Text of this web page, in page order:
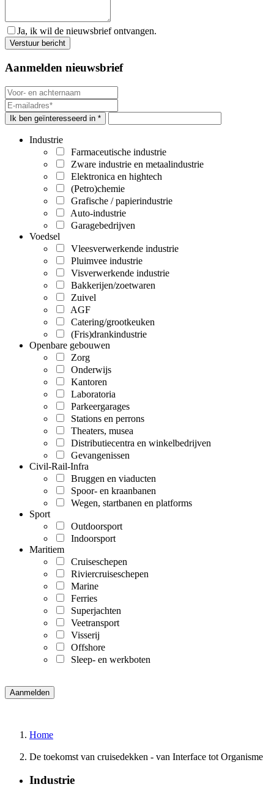
Ja, ik wil de nieuwsbrief ontvangen.
Aanmelden nieuwsbrief
Ik ben geïnteresseerd in *
Industrie
Farmaceutische industrie
Zware industrie en metaalindustrie
Elektronica en hightech
(Petro)chemie
Grafische / papierindustrie
Auto-industrie
Garagebedrijven
Voedsel
Vleesverwerkende industrie
Pluimvee industrie
Visverwerkende industrie
Bakkerijen/zoetwaren
Zuivel
AGF
Catering/grootkeuken
(Fris)drankindustrie
Openbare gebouwen
Zorg
Onderwijs
Kantoren
Laboratoria
Parkeergarages
Stations en perrons
Theaters, musea
Distributiecentra en winkelbedrijven
Gevangenissen
Civil-Rail-Infra
Bruggen en viaducten
Spoor- en kraanbanen
Wegen, startbanen en platforms
Sport
Outdoorsport
Indoorsport
Maritiem
Cruiseschepen
Riviercruiseschepen
Marine
Ferries
Superjachten
Veetransport
Visserij
Offshore
Sleep- en werkboten
Home
De toekomst van cruisedekken - van Interface tot Organisme
Industrie